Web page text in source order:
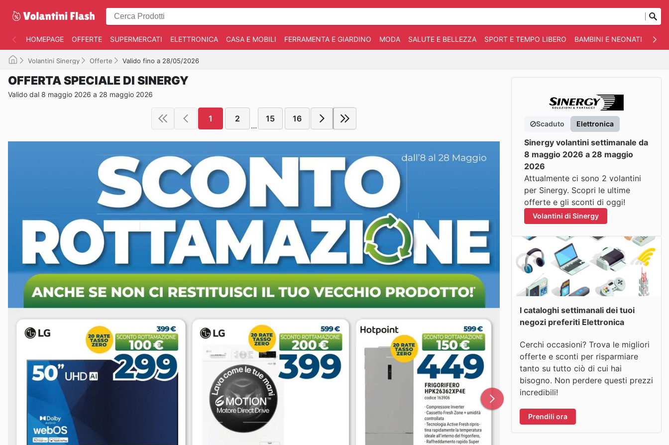
HOMEPAGE OFFERTE SUPERMERCATI ELETTRONICA CASA E MOBILI FERRAMENTA E GIARDINO MODA SALUTE E BELLEZZA SPORT E TEMPO LIBERO BAMBINI E NEONATI
Volantini Sinergy Offerte Valido fino a 28/05/2026
OFFERTA SPECIALE DI SINERGY
Valido dal 8 maggio 2026 a 28 maggio 2026
1 2
...
15 16
Scaduto Elettronica
Sinergy volantini settimanale da
8 maggio 2026 a 28 maggio
2026
Attualmente ci sono 2 volantini
per Sinergy. Scopri le ultime
offerte e gli sconti di oggi!
Volantini di Sinergy
I cataloghi settimanali dei tuoi
negozi preferiti Elettronica
Cerchi occasioni? Trova le migliori
offerte e sconti per risparmiare
tanto su tutto ciò di cui hai
bisogno. Non perdere questi prezzi
incredibili!
Prendili ora